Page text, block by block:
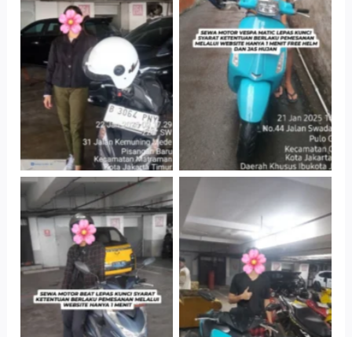
Cityplaza
Jatinegara Gedung
Parkir P6A
Antar Jemput
Kendaraan
Cityplaza
Jatinegara Gedung
Cityplaza
Jatinegara Gedung